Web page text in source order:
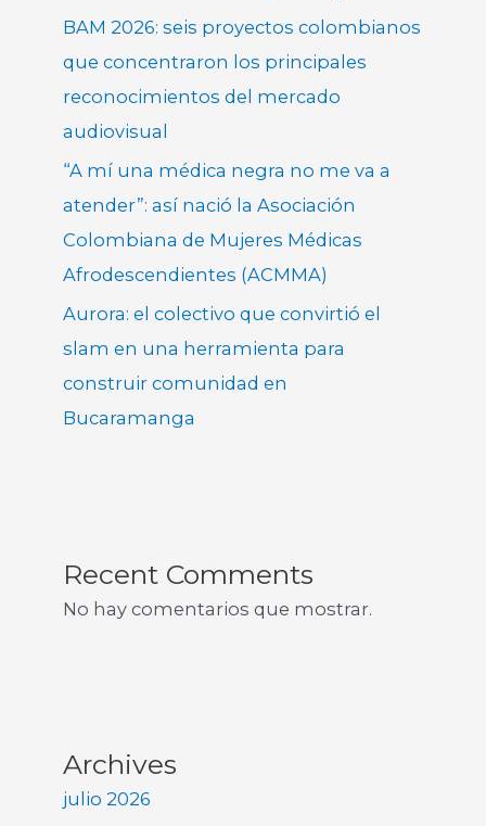
BAM 2026: seis proyectos colombianos
que concentraron los principales
reconocimientos del mercado
audiovisual
“A mí una médica negra no me va a
atender”: así nació la Asociación
Colombiana de Mujeres Médicas
Afrodescendientes (ACMMA)
Aurora: el colectivo que convirtió el
slam en una herramienta para
construir comunidad en
Bucaramanga
Recent Comments
No hay comentarios que mostrar.
Archives
julio 2026